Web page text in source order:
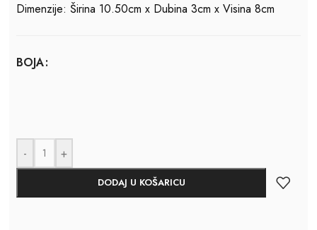
Dimenzije: Širina 10.50cm x Dubina 3cm x Visina 8cm
BOJA
- +
DODAJ U KOŠARICU